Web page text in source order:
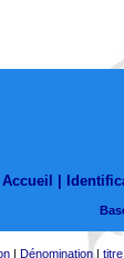
Accueil |
| Dénomination|